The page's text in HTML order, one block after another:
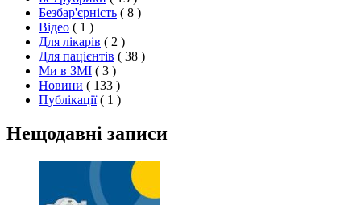
Безбар'єрність ( 8 )
Відео ( 1 )
Для лікарів ( 2 )
Для пацієнтів ( 38 )
Ми в ЗМІ ( 3 )
Новини ( 133 )
Публікації ( 1 )
Нещодавні записи